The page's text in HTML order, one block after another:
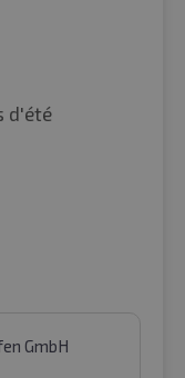
d'été
GmbH